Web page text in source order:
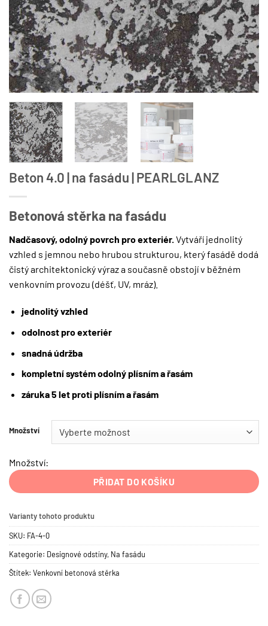
Beton 4.0 | na fasádu | PEARLGLANZ
Betonová stěrka na fasádu
Nadčasový, odolný povrch pro exteriér. Vytváří jednolitý
vzhled s jemnou nebo hrubou strukturou, který fasádě dodá
čistý architektonický výraz a současně obstojí v běžném
venkovním provozu (déšť, UV, mráz).
jednolitý vzhled
odolnost pro exteriér
snadná údržba
kompletní systémodolný plísním a řasám
záruka 5 let proti plísním a řasám
Množství
Množství:
PŘIDAT DO KOŠÍKU
Varianty tohoto produktu
SKU: FA-4-0
Kategorie: Designové odstíny, Na fasádu
Štítek: Venkovní betonová stěrka